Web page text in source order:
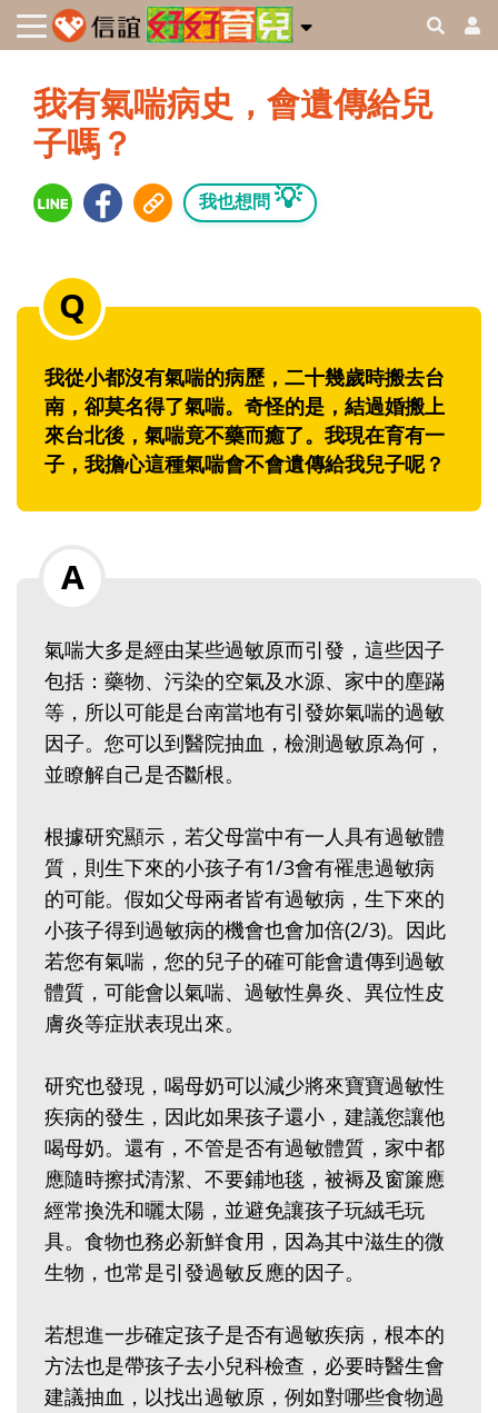
我有氣喘病史，會遺傳給兒
子嗎？
我也想問 💡
我從小都沒有氣喘的病歷，二十幾歲時搬去台
南，卻莫名得了氣喘。奇怪的是，結過婚搬上
來台北後，氣喘竟不藥而癒了。我現在育有一
子，我擔心這種氣喘會不會遺傳給我兒子呢？
氣喘大多是經由某些過敏原而引發，這些因子
包括：藥物、污染的空氣及水源、家中的塵蹣
等，所以可能是台南當地有引發妳氣喘的過敏
因子。您可以到醫院抽血，檢測過敏原為何，
並瞭解自己是否斷根。
根據研究顯示，若父母當中有一人具有過敏體
質，則生下來的小孩子有1/3會有罹患過敏病
的可能。假如父母兩者皆有過敏病，生下來的
小孩子得到過敏病的機會也會加倍(2/3)。因此
若您有氣喘，您的兒子的確可能會遺傳到過敏
體質，可能會以氣喘、過敏性鼻炎、異位性皮
膚炎等症狀表現出來。
研究也發現，喝母奶可以減少將來寶寶過敏性
疾病的發生，因此如果孩子還小，建議您讓他
喝母奶。還有，不管是否有過敏體質，家中都
應隨時擦拭清潔、不要鋪地毯，被褥及窗簾應
經常換洗和曬太陽，並避免讓孩子玩絨毛玩
具。食物也務必新鮮食用，因為其中滋生的微
生物，也常是引發過敏反應的因子。
若想進一步確定孩子是否有過敏疾病，根本的
方法也是帶孩子去小兒科檢查，必要時醫生會
建議抽血，以找出過敏原，例如對哪些食物過